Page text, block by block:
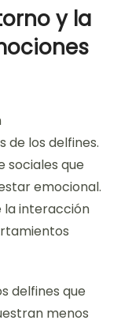
y la
de los delfines.
sociales que
emocional.
la interacción
delfines que
menos